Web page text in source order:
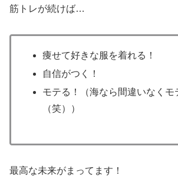
筋トレが続けば…
痩せて好きな服を着れる！
自信がつく！
モテる！（海なら間違いなくモ
（笑））
最高な未来がまってます！